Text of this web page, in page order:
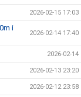
2026-02-15 17:03
i
2026-02-14 17:40
2026-02-14
2026-02-13 23:20
2026-02-12 23:58